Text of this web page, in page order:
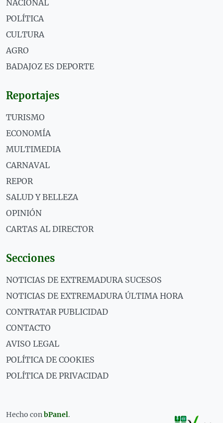
NACIONAL
POLÍTICA
CULTURA
AGRO
BADAJOZ ES DEPORTE
Reportajes
TURISMO
ECONOMÍA
MULTIMEDIA
CARNAVAL
REPOR
SALUD Y BELLEZA
OPINIÓN
CARTAS AL DIRECTOR
Secciones
NOTICIAS DE EXTREMADURA SUCESOS
NOTICIAS DE EXTREMADURA ÚLTIMA HORA
CONTRATAR PUBLICIDAD
CONTACTO
AVISO LEGAL
POLÍTICA DE COOKIES
POLÍTICA DE PRIVACIDAD
Hecho conbPanel.